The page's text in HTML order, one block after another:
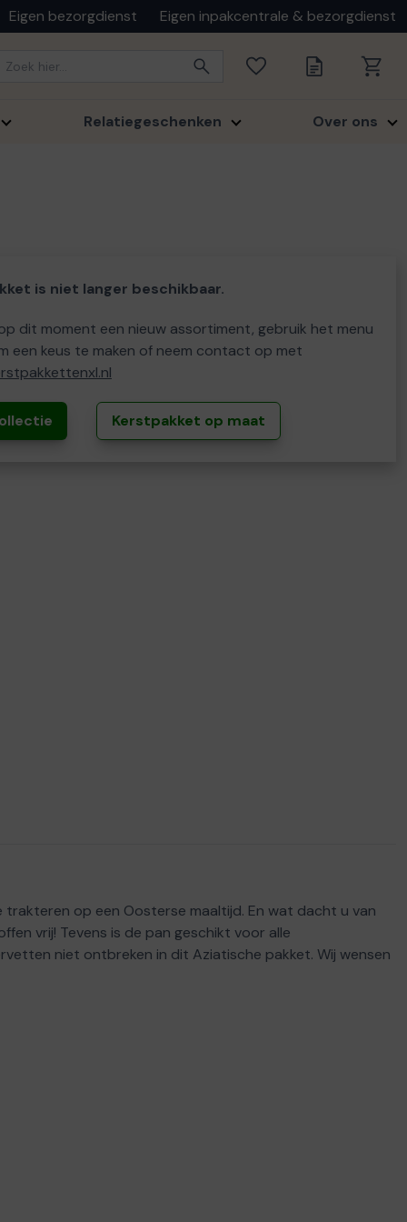
Eigen bezorgdienst Eigen inpakcentrale & bezorgdienst
Relatiegeschenken Over ons
is niet langer beschikbaar.
dit moment een nieuw assortiment, gebruik het menu
een keus te maken of neem contact op met
Kerstpakket op maat
op een Oosterse maaltijd. En wat dacht u van
vrij! Tevens is de pan geschikt voor alle
niet ontbreken in dit Aziatische pakket. Wij wensen